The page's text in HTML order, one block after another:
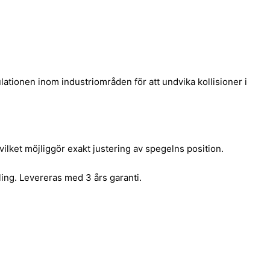
inom industriområden för att undvika kollisioner i
möjliggör exakt justering av spegelns position.
Levereras med 3 års garanti.